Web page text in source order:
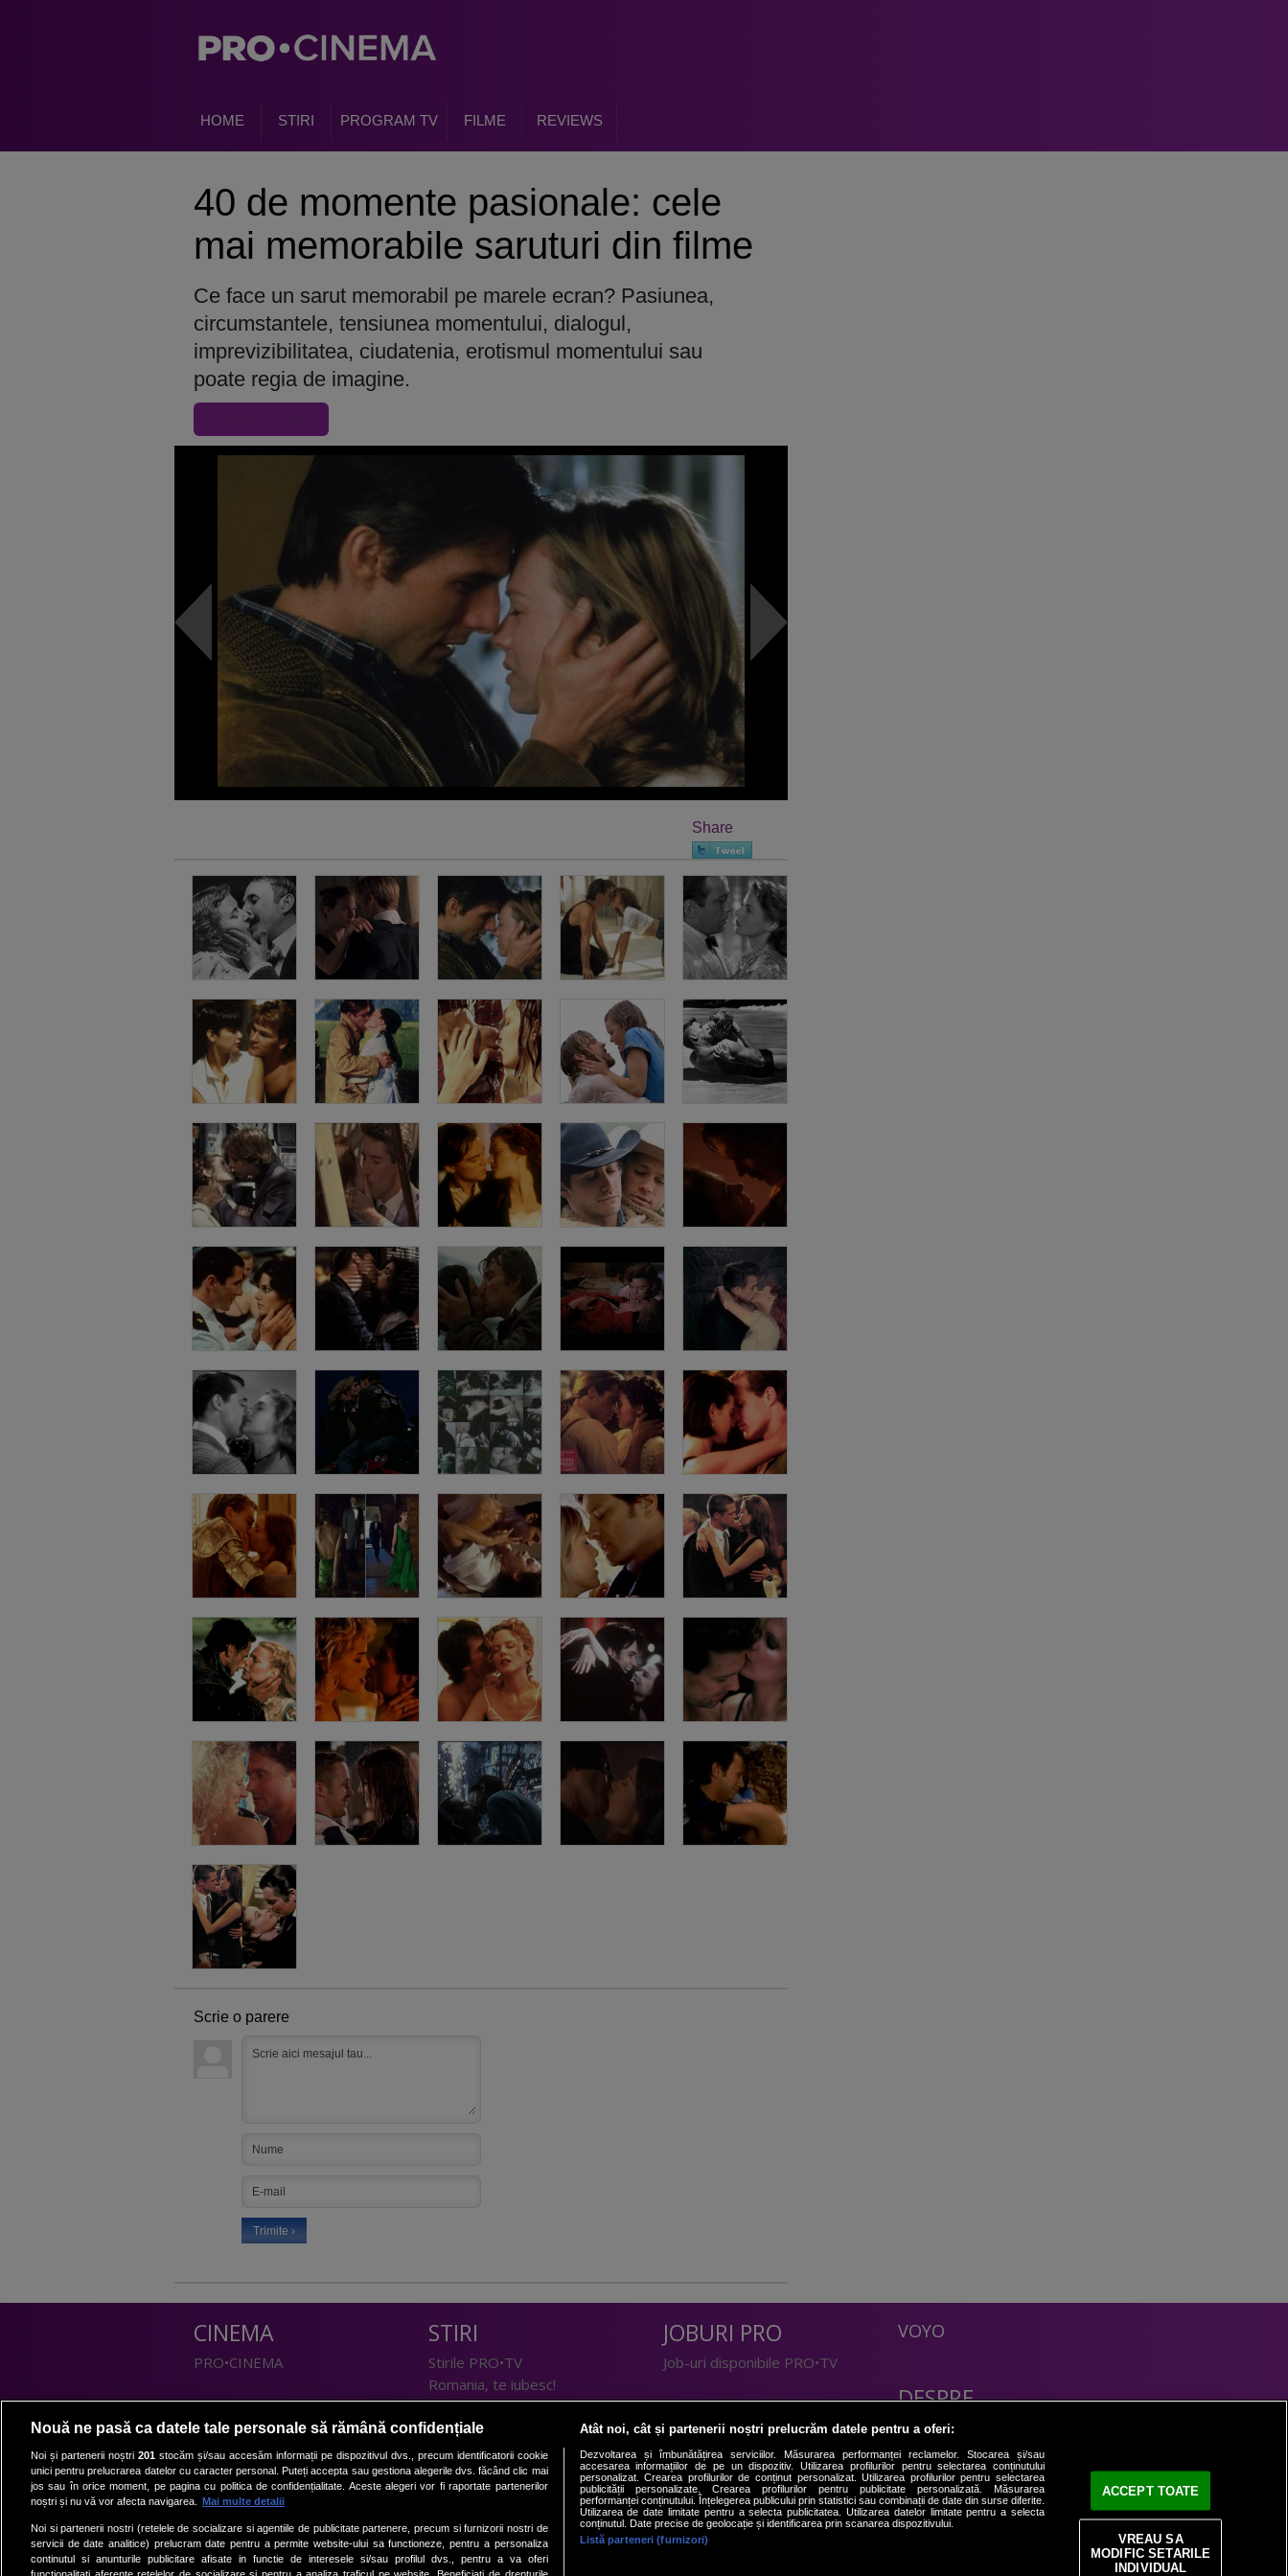
HOME STIRI PROGRAM TV FILME REVIEWS
40 de momente pasionale: cele
mai memorabile saruturi din filme
Ce face un sarut memorabil pe marele ecran? Pasiunea,
circumstantele, tensiunea momentului, dialogul,
imprevizibilitatea, ciudatenia, erotismul momentului sau
poate regia de imagine.
Share
Scrie o parere
CINEMA
PRO•CINEMA
DIVERTISMENT
PRO•TV
Romanii au talent
Vocea Romaniei
Las Fierbinti
La Maruta
Apropo TV
STIRI
Stirile PRO•TV
Romania, te iubesc!
TEHNOLOGIE
I Like IT
SPORT
Sport.ro
JOBURI PRO
Job-uri disponibile PRO•TV
LIFESTYLE
Doctor de Bine
Acasă
Acasă Gold
Perfecte
DeBarbati
VOYO
DESPRE
Politica Confidentialitate
Contact
Nouă ne pasă ca datele tale personale să rămână confidențiale
Noi și partenerii noștri 201stocăm și/sau accesăm informații pe dispozitivul dvs., precum identificatorii cookie
unici pentru prelucrarea datelor cu caracter personal. Puteți accepta sau gestiona alegerile dvs. făcând clic mai
jos sau în orice moment, pe pagina cu politica de confidențialitate. Aceste alegeri vor fi raportate partenerilor
noștri și nu vă vor afecta navigarea.
Mai multe detalii
Noi si partenerii nostri (retelele de socializare si agentiile de publicitate partenere, precum si furnizorii nostri de
servicii de date analitice) prelucram date pentru a permite website-ului sa functioneze, pentru a personaliza
continutul si anunturile publicitare afisate in functie de interesele si/sau profilul dvs., pentru a va oferi
Atât noi, cât și partenerii noștri prelucrăm datele pentru a oferi:
Dezvoltarea și îmbunătățirea serviciilor. Măsurarea performanței reclamelor. Stocarea și/sau
accesarea informațiilor de pe un dispozitiv. Utilizarea profilurilor pentru selectarea conținutului
personalizat. Crearea profilurilor de conținut personalizat. Utilizarea profilurilor pentru selectarea
publicității personalizate. Crearea profilurilor pentru publicitate personalizată. Măsurarea
performanței conținutului. Înțelegerea publicului prin statistici sau combinații de date din surse diferite.
Utilizarea de date limitate pentru a selecta publicitatea. Utilizarea datelor limitate pentru a selecta
conținutul. Date precise de geolocație și identificarea prin scanarea dispozitivului.
Listă parteneri (furnizori)
ACCEPT TOATE
VREAU SA
MODIFIC SETARILE
INDIVIDUAL